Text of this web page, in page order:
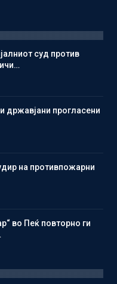
суд против
државјани прогласени
на противпожарни
во Пеќ повторно ги